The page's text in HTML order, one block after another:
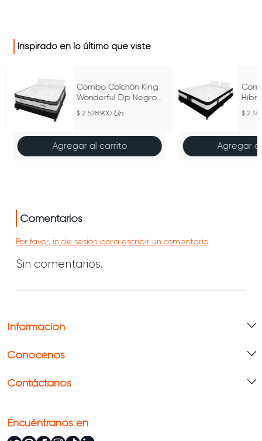
Inspirado en lo último que viste
Combo Colchón King
Wonderful Dp Negro
200Cm X 200Cm
2.528.900 Un
Agregar al carrito Agregar
Comentarios
Por favor, inicie sesión para escribir un comentario
Sin comentarios.
Información
Conócenos
Contáctanos
Encuéntranos en